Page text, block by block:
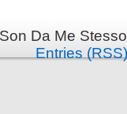
Da Me
Entries (RSS)